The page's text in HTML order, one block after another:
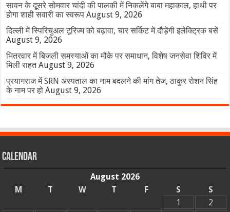
सावन के दूसरे सोमवार चांदी की पालकी में निकलेंगे बाबा महाकाल, हाथी पर
होगा शाही सवारी का स्वरूप August 9, 2026
दिल्ली में स्पिरिचुअल टूरिज्म को बढ़ावा, चार सर्किट में दौड़ेंगी इलेक्ट्रिक बसें
August 9, 2026
भितरवार में बिजली समस्याओं का मौके पर समाधान, विशेष जनसेवा शिविर में
मिली राहत August 9, 2026
प्रयागराज में SRN अस्पताल का नाम बदलने की मांग तेज, ठाकुर रोशन सिंह
के नाम पर हो August 9, 2026
Calendar
August 2026
M
T W T F S
S
1
2